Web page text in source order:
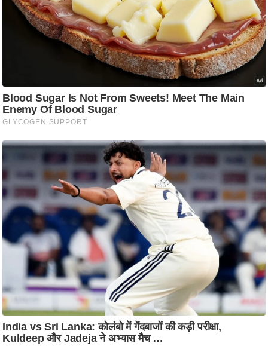
मा
भ
ए
.
आ
र
.
आ
.
प
र
स
मी